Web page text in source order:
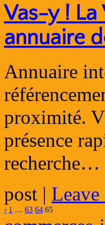
Vas-y !
annuaire
Annuaire
proximité.
présence
recherche…
post | Leave
‹ 1 … 63 64 65